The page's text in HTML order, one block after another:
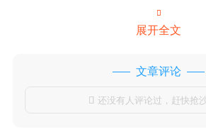

展开全文
文章评论
 还没有人评论过，赶快抢